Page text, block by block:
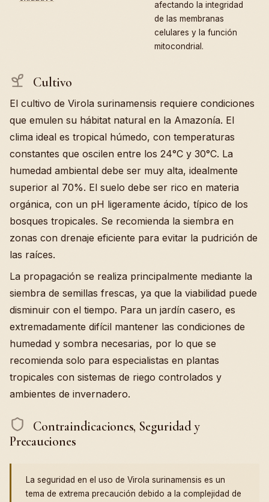
afectando la integridad
de las membranas
celulares y la función
mitocondrial.
Cultivo
El cultivo de Virola surinamensis requiere condiciones
que emulen su hábitat natural en la Amazonía. El
clima ideal es tropical húmedo, con temperaturas
constantes que oscilen entre los 24°C y 30°C. La
humedad ambiental debe ser muy alta, idealmente
superior al 70%. El suelo debe ser rico en materia
orgánica, con un pH ligeramente ácido, típico de los
bosques tropicales. Se recomienda la siembra en
zonas con drenaje eficiente para evitar la pudrición de
las raíces.
La propagación se realiza principalmente mediante la
siembra de semillas frescas, ya que la viabilidad puede
disminuir con el tiempo. Para un jardín casero, es
extremadamente difícil mantener las condiciones de
humedad y sombra necesarias, por lo que se
recomienda solo para especialistas en plantas
tropicales con sistemas de riego controlados y
ambientes de invernadero.
Contraindicaciones, Seguridad y
Precauciones
La seguridad en el uso de Virola surinamensis es un
tema de extrema precaución debido a la complejidad de